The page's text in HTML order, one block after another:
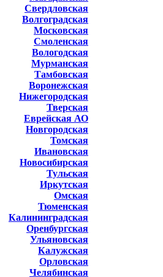
Свердловская
Волгоградская
Московская
Смоленская
Вологодская
Мурманская
Тамбовская
Воронежская
Нижегородская
Тверская
Еврейская АО
Новгородская
Томская
Ивановская
Новосибирская
Тульская
Иркутская
Омская
Тюменская
Калининградская
Оренбургская
Ульяновская
Калужская
Орловская
Челябинская